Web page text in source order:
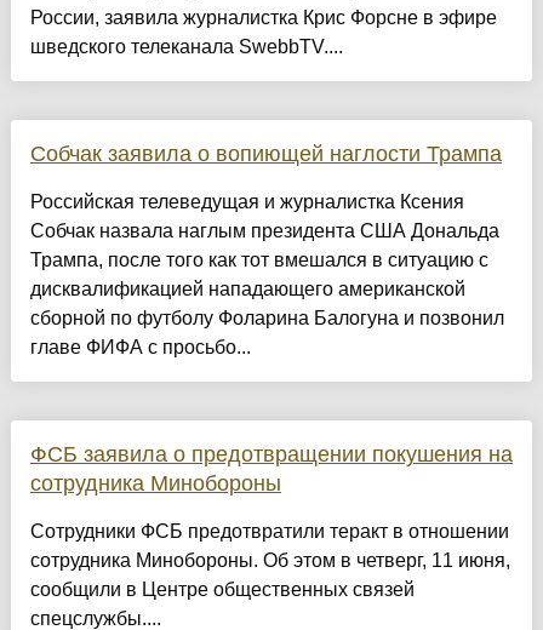
России, заявила журналистка Крис Форсне в эфире
шведского телеканала SwebbTV....
Собчак заявила о вопиющей наглости Трампа
Российская телеведущая и журналистка Ксения
Собчак назвала наглым президента США Дональда
Трампа, после того как тот вмешался в ситуацию с
дисквалификацией нападающего американской
сборной по футболу Фоларина Балогуна и позвонил
главе ФИФА с просьбо...
ФСБ заявила о предотвращении покушения на
сотрудника Минобороны
Сотрудники ФСБ предотвратили теракт в отношении
сотрудника Минобороны. Об этом в четверг, 11 июня,
сообщили в Центре общественных связей
спецслужбы....